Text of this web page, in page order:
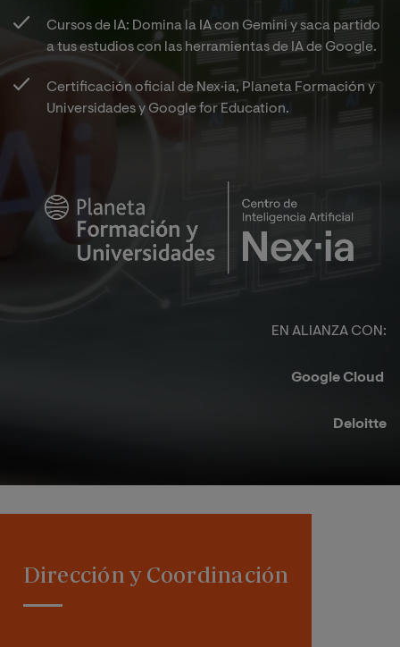
Cursos de IA: Domina la IA con Gemini y saca partido
a tus estudios con las herramientas de IA de Google.​
Certificación oficial de Nex·ia, Planeta Formación y
Universidades y Google for Education.​
EN ALIANZA CON:​
Google Cloud ​
Deloitte​
Dirección y Coordinación